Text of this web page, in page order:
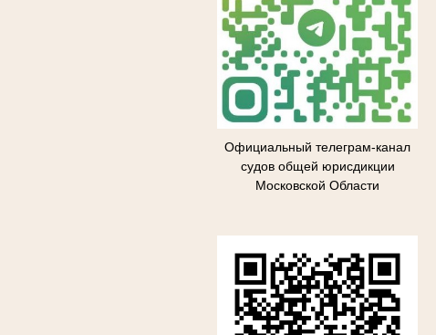
Официальный телеграм-канал
судов общей юрисдикции
Московской Области